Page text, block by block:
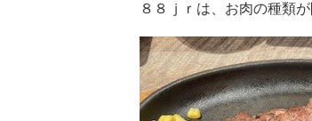
８８ｊｒは、お肉の種類